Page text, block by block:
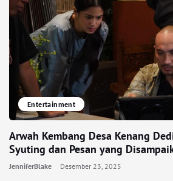
Entertainment
Arwah Kembang Desa Kenang
Syuting dan Pesan yang
JenniferBlake Desember 23, 2025